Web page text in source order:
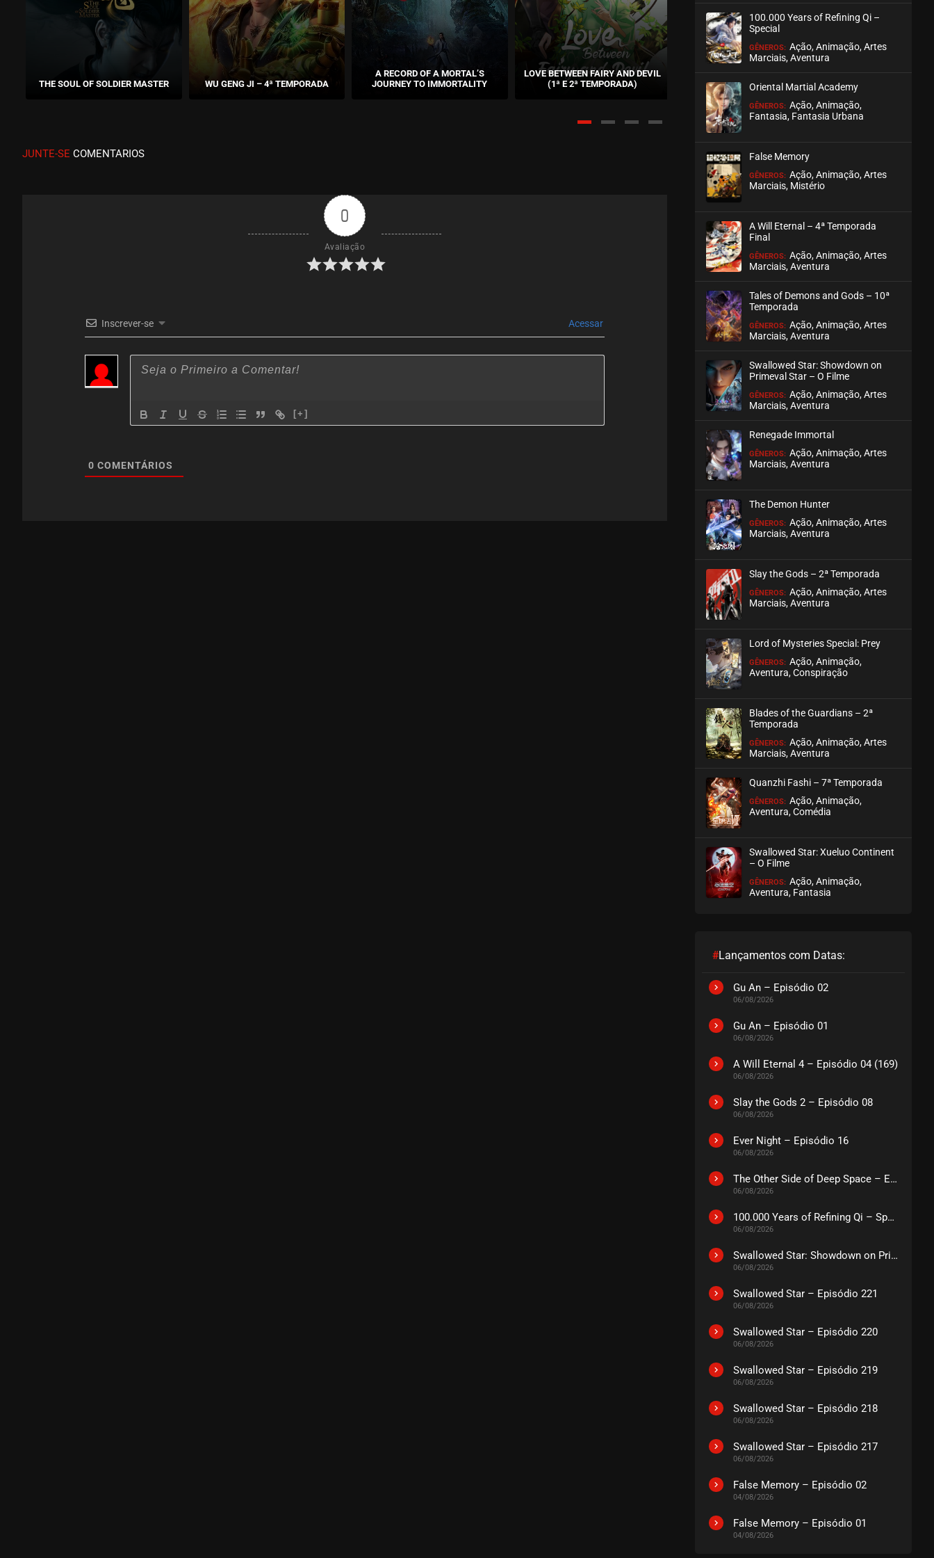
ASSISTIDO
ASSISTIDO
EPISÓDIO 40
ASSISTIDO
ASSISTIDO
ASSISTIDO
EPISÓDIO 37
ASSISTIDO
EPISÓDIO 36
EPISÓDIO 35
EPISÓDIO 30
ASSISTIDO
EPISÓDIO 25
ASSISTIDO
EPISÓDIO 24
EPISÓDIO 23
janeiro 29, 2022
janeiro 23, 2022
EPISÓDIO 19
THE SOUL OF SOLDIER MASTER WU GENG JI – 4ª TEMPORADA
A RECORD OF A MORTAL’S
JOURNEY TO IMMORTALITY
LOVE BETWEEN FAIRY AND DEVIL
(1ª E 2ª TEMPORADA)
AGAINST THE GODS
JUNTE-SE COMENTARIOS
0
Avaliação
Inscrever-se Acessar
[+]
0 COMENTÁRIOS
100.000 Years of Refining Qi –
Special
GÊNEROS: Ação, Animação, Artes
Marciais, Aventura
Oriental Martial Academy
GÊNEROS: Ação, Animação,
Fantasia, Fantasia Urbana
False Memory
GÊNEROS: Ação, Animação, Artes
Marciais, Mistério
A Will Eternal – 4ª Temporada
Final
GÊNEROS: Ação, Animação, Artes
Marciais, Aventura
Tales of Demons and Gods – 10ª
Temporada
GÊNEROS: Ação, Animação, Artes
Marciais, Aventura
Swallowed Star: Showdown on
Primeval Star – O Filme
GÊNEROS: Ação, Animação, Artes
Marciais, Aventura
Renegade Immortal
GÊNEROS: Ação, Animação, Artes
Marciais, Aventura
The Demon Hunter
GÊNEROS: Ação, Animação, Artes
Marciais, Aventura
Slay the Gods – 2ª Temporada
GÊNEROS: Ação, Animação, Artes
Marciais, Aventura
Lord of Mysteries Special: Prey
GÊNEROS: Ação, Animação,
Aventura, Conspiração
Blades of the Guardians – 2ª
Temporada
GÊNEROS: Ação, Animação, Artes
Marciais, Aventura
Quanzhi Fashi – 7ª Temporada
GÊNEROS: Ação, Animação,
Aventura, Comédia
Swallowed Star: Xueluo Continent
– O Filme
GÊNEROS: Ação, Animação,
Aventura, Fantasia
#Lançamentos com Datas:
Gu An – Episódio 02
06/08/2026
Gu An – Episódio 01
06/08/2026
A Will Eternal 4 – Episódio 04 (169)
06/08/2026
Slay the Gods 2 – Episódio 08
06/08/2026
Ever Night – Episódio 16
06/08/2026
The Other Side of Deep Space – Episódio 14
06/08/2026
100.000 Years of Refining Qi – Special
06/08/2026
Swallowed Star: Showdown on Primeval Star – O Filme
06/08/2026
Swallowed Star – Episódio 221
06/08/2026
Swallowed Star – Episódio 220
06/08/2026
Swallowed Star – Episódio 219
06/08/2026
Swallowed Star – Episódio 218
06/08/2026
Swallowed Star – Episódio 217
06/08/2026
False Memory – Episódio 02
04/08/2026
False Memory – Episódio 01
04/08/2026